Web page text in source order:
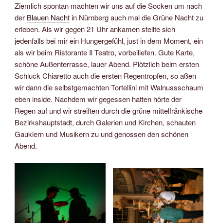
Ziemlich spontan machten wir uns auf die Socken um nach
der Blauen Nachtin Nürnberg auch mal die Grüne Nacht zu
erleben. Als wir gegen 21 Uhr ankamen stellte sich
jedenfalls bei mir ein Hungergefühl, just in dem Moment, ein
als wir beim Ristorante Il Teatro, vorbeiliefen. Gute Karte,
schöne Außenterrasse, lauer Abend. Plötzlich beim ersten
Schluck Chiaretto auch die ersten Regentropfen, so aßen
wir dann die selbstgemachten Tortellini mit Walnussschaum
eben inside. Nachdem wir gegessen hatten hörte der
Regen auf und wir streiften durch die grüne mittelfränkische
Bezirkshauptstadt, durch Galerien und Kirchen, schauten
Gauklern und Musikern zu und genossen den schönen
Abend.